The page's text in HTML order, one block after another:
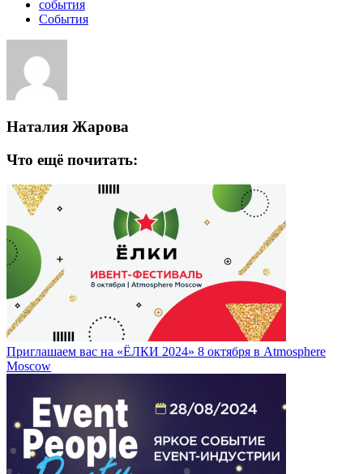
события
События
Наталия Жарова
Что ещё почитать:
Приглашаем вас на «ЁЛКИ 2024» 8 октября в Atmosphere
Moscow